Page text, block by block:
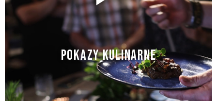
POKAZY KULINARNE